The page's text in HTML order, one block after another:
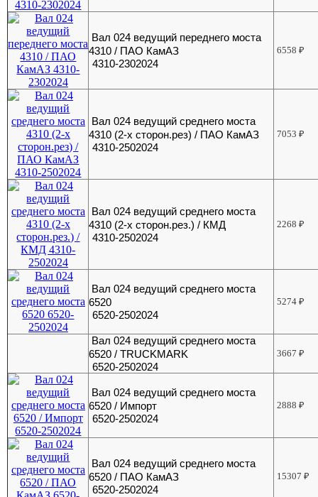
Вал 024 ведущий переднего моста
4310 / ПАО КамАЗ
4310-2302024
6558₽
Вал 024 ведущий среднего моста
4310 (2-х сторон.рез) / ПАО КамАЗ
4310-2502024
7053₽
Вал 024 ведущий среднего моста
4310 (2-х сторон.рез.) / КМД
4310-2502024
2268₽
Вал 024 ведущий среднего моста
6520
6520-2502024
5274₽
Вал 024 ведущий среднего моста
6520 / TRUCKMARK
6520-2502024
3667₽
Вал 024 ведущий среднего моста
6520 / Импорт
6520-2502024
2888₽
Вал 024 ведущий среднего моста
6520 / ПАО КамАЗ
6520-2502024
15307₽